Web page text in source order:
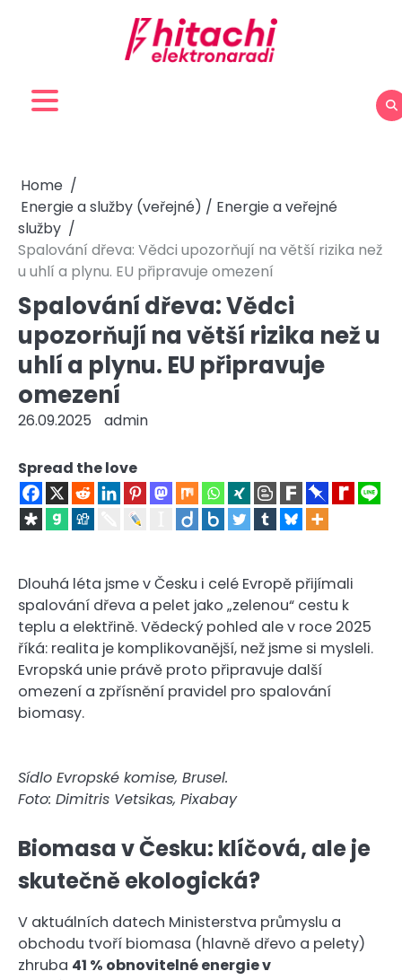
Home
Energie a služby (veřejné) / Energie a veřejné
služby
Spalování dřeva: Vědci upozorňují na větší rizika než
u uhlí a plynu. EU připravuje omezení
Spalování dřeva: Vědci
upozorňují na větší rizika než u
uhlí a plynu. EU připravuje
omezení
26.09.2025 admin
Spread the love
Dlouhá léta jsme v Česku i celé Evropě přijímali
spalování dřeva a pelet jako „zelenou“ cestu k
teplu a elektřině. Vědecký pohled ale v roce 2025
říká: realita je komplikovanější, než jsme si mysleli.
Evropská unie právě proto připravuje další
omezení a zpřísnění pravidel pro spalování
biomasy.
Sídlo Evropské komise, Brusel.
Foto: Dimitris Vetsikas, Pixabay
Biomasa v Česku: klíčová, ale je
skutečně ekologická?
V aktuálních datech Ministerstva průmyslu a
obchodu tvoří biomasa (hlavně dřevo a pelety)
zhruba 41 % obnovitelné energie v